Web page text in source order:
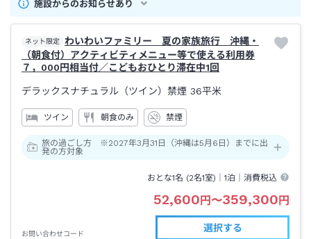
施設からのお知らせあり
ネット限定
わいわいファミリー 夏の家族旅行 沖縄・
（朝食付）アクティビティメニュー等で使える利用券
７，000円相当付／こどもおひとり滞在中1回
デラックスナチュラル（ツイン）禁煙 36平米
ツイン 朝食のみ 禁煙
旅の過ごし方 ※2027年3月31日（沖縄は5月6日）までに出
発の方対象
おとな1名 (2名1室)｜1泊 ｜消費税込
52,600円〜359,300円
お問い合わせコード
選択する